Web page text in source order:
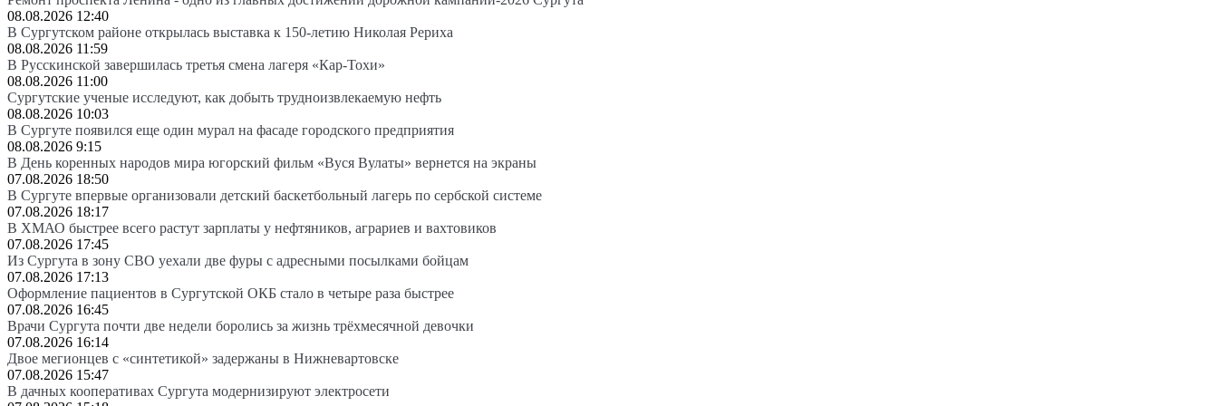
08.08.2026 12:40
В Сургутском районе открылась выставка к 150-летию Николая Рериха
08.08.2026 11:59
В Русскинской завершилась третья смена лагеря «Кар-Тохи»
08.08.2026 11:00
Сургутские ученые исследуют, как добыть трудноизвлекаемую нефть
08.08.2026 10:03
В Сургуте появился еще один мурал на фасаде городского предприятия
08.08.2026 9:15
В День коренных народов мира югорский фильм «Вуся Вулаты» вернется на экраны
07.08.2026 18:50
В Сургуте впервые организовали детский баскетбольный лагерь по сербской системе
07.08.2026 18:17
В ХМАО быстрее всего растут зарплаты у нефтяников, аграриев и вахтовиков
07.08.2026 17:45
Из Сургута в зону СВО уехали две фуры с адресными посылками бойцам
07.08.2026 17:13
Оформление пациентов в Сургутской ОКБ стало в четыре раза быстрее
07.08.2026 16:45
Врачи Сургута почти две недели боролись за жизнь трёхмесячной девочки
07.08.2026 16:14
Двое мегионцев с «синтетикой» задержаны в Нижневартовске
07.08.2026 15:47
В дачных кооперативах Сургута модернизируют электросети